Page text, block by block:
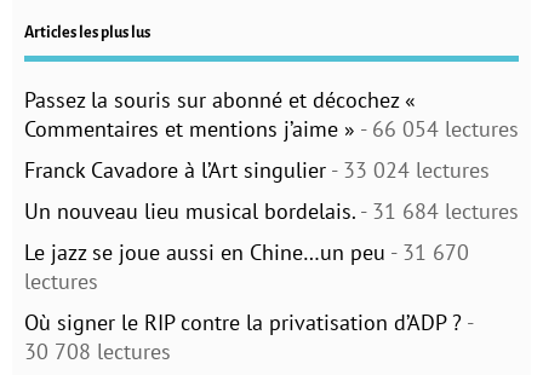
Articles les plus lus
Passez la souris sur abonné et décochez «
Commentaires et mentions j’aime » - 66 054 lectures
Franck Cavadore à l’Art singulier - 33 024 lectures
Un nouveau lieu musical bordelais. - 31 684 lectures
Le jazz se joue aussi en Chine…un peu - 31 670
lectures
Où signer le RIP contre la privatisation d’ADP ? -
30 708 lectures